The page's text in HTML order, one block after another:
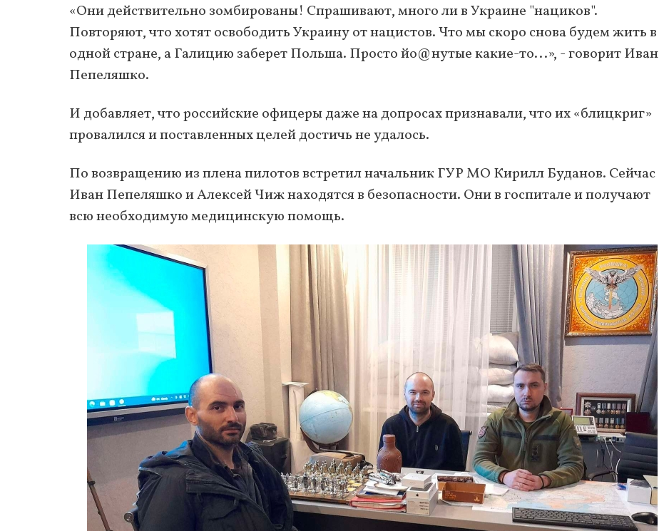
«Они действительно зомбированы! Спрашивают, много ли в Украине "нациков".
Повторяют, что хотят освободить Украину от нацистов. Что мы скоро снова будем жить в
одной стране, а Галицию заберет Польша. Просто йо@нутые какие-то...», - говорит Иван
Пепеляшко.
И добавляет, что российские офицеры даже на допросах признавали, что их «блицкриг»
провалился и поставленных целей достичь не удалось.
По возвращению из плена пилотов встретил начальник ГУР МО Кирилл Буданов. Сейчас
Иван Пепеляшко и Алексей Чиж находятся в безопасности. Они в госпитале и получают
всю необходимую медицинскую помощь.